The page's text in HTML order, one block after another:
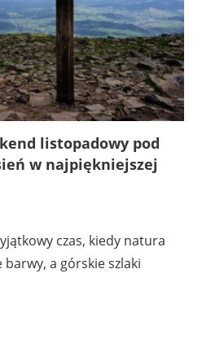
listopadowy pod
w najpiękniejszej
czas, kiedy natura
a górskie szlaki